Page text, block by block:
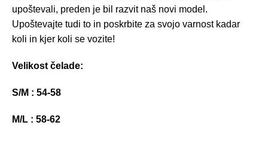
upoštevali, preden je bil razvit naš novi model.
Upoštevajte tudi to in poskrbite za svojo varnost kadar
koli in kjer koli se vozite!
Velikost čelade:
S/M : 54-58
M/L : 58-62